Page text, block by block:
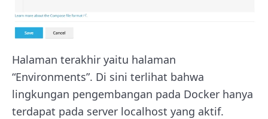
Halaman terakhir yaitu halaman
“Environments”. Di sini terlihat bahwa
lingkungan pengembangan pada Docker hanya
terdapat pada server localhost yang aktif.